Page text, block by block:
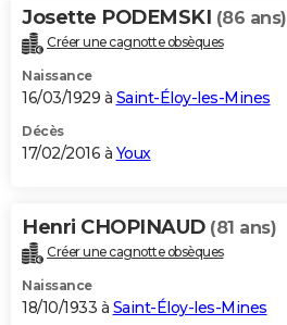
Josette PODEMSKI (86 ans)
Créer une cagnotte obsèques
Naissance
16/03/1929 à Saint-Éloy-les-Mines
Décès
17/02/2016 à Youx
Henri CHOPINAUD (81 ans)
Créer une cagnotte obsèques
Naissance
18/10/1933 à Saint-Éloy-les-Mines